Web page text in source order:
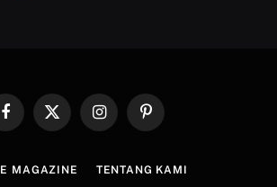
FacebookX
InstagramPinterest
E MAGAZINE TENTANG KAMI